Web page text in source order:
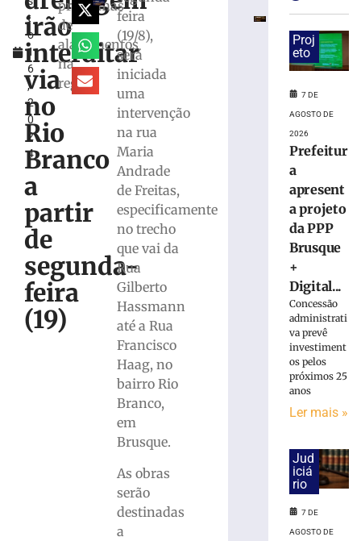
t
o
1
6
,
2
0
2
4
irão
interditar
via
no
Rio
Branco
a
partir
de
segunda-
feira
(19)
problemas
de
alagamentos
na
região
feira
(19/8),
será
iniciada
uma
intervenção
na rua
Maria
Andrade
de Freitas,
especificamente
no trecho
que vai da
Rua
Gilberto
Hassmann
até a Rua
Francisco
Haag, no
bairro Rio
Branco,
em
Brusque.
As obras
serão
destinadas
a
PPP
Brusque
Digital
modernização
infraestrutura
urbana
Trecho
Avenida
Carlos
Gracher
interdição
sexta-
Proj
eto
7 DE
AGOSTO DE
2026
Prefeitur
a
apresent
a projeto
da PPP
Brusque
+
Digital...
Concessão
administrati
va prevê
investiment
os pelos
próximos 25
anos
Ler mais »
Jud
iciá
rio
7 DE
AGOSTO DE